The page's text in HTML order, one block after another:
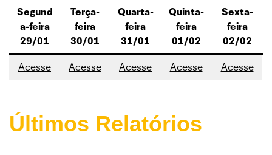
Segund
a-feira
29/01
Terça-
feira
30/01
Quarta-
feira
31/01
Quinta-
feira
01/02
Sexta-
feira
02/02
Acesse Acesse Acesse Acesse Acesse
Últimos Relatórios